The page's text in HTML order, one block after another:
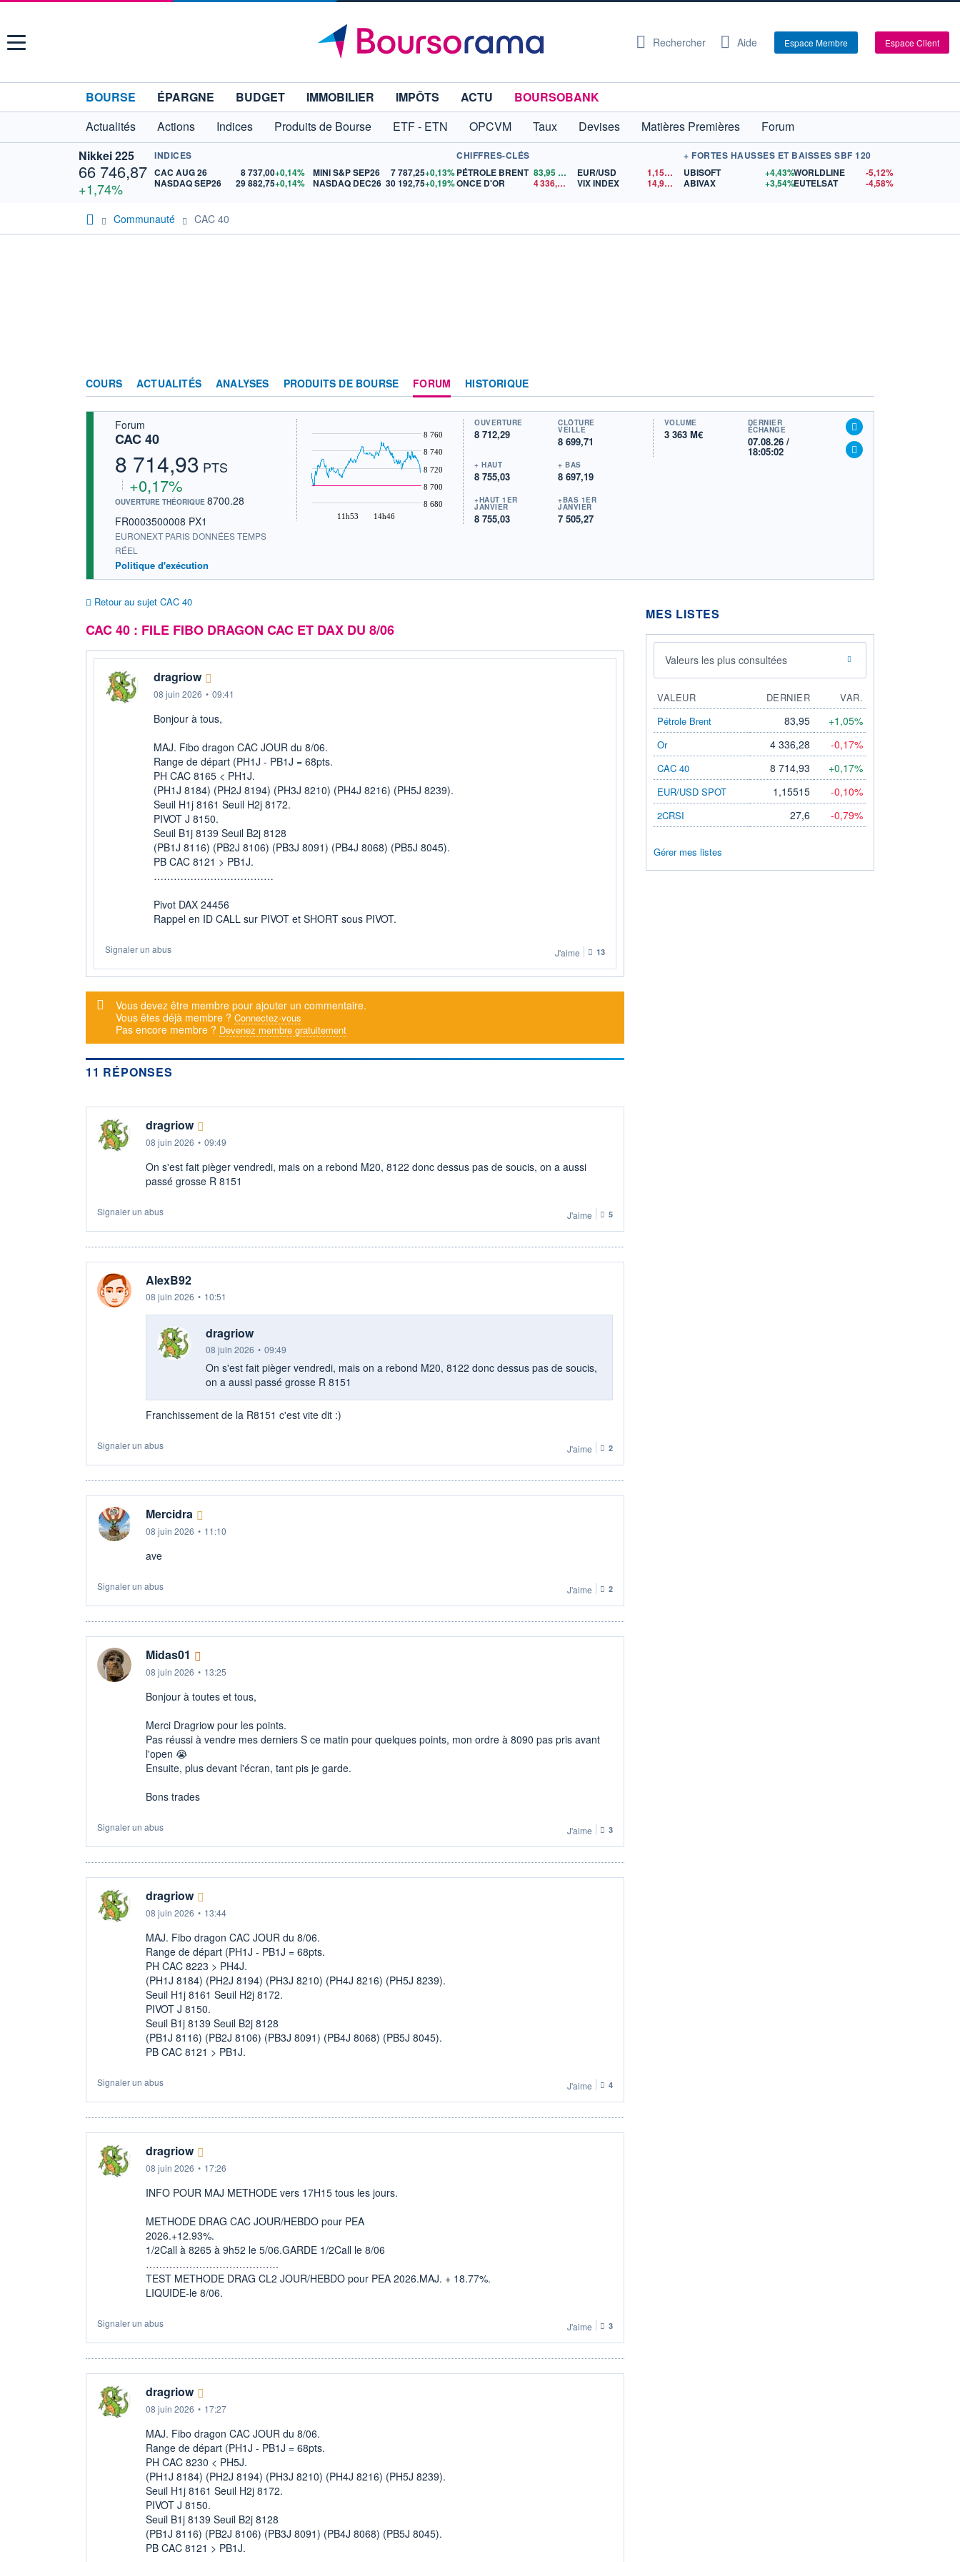
Menu Rechercher Aide Espace Membre Espace Client
BOURSE ÉPARGNE BUDGET IMMOBILIER IMPÔTS ACTU
BOURSOBANK
Actualités
Actions Indices Produits de Bourse ETF - ETN OPCVM Taux Devises Matières Premières
Forum
Nikkei 225
66 746,87
+1,74%
INDICES
CAC AUG 26
8 737,00+0,14%
NASDAQ SEP26
29 882,75+0,14%
MINI S&P SEP26 7 787,25+0,13%
NASDAQ DEC26 30 192,75+0,19%
CHIFFRES-CLÉS
PÉTROLE BRENT 83,95
ONCE D'OR
4 336,28 $US
EUR/USD 1,1552
$US
VIX INDEX
14,90$US
+ FORTES HAUSSES ET BAISSES SBF 120
UBISOFT
+4,43%
ABIVAX
+3,54%
WORLDLINE
-5,12%
EUTELSAT
-4,58%
Communauté CAC 40
COURS ACTUALITÉS ANALYSES PRODUITS DE BOURSE FORUM HISTORIQUE
Forum
CAC 40
8 714,93 PTS
+0,17%
OUVERTURE THÉORIQUE 8700.28
FR0003500008 PX1
EURONEXT PARIS DONNÉES TEMPS
RÉEL
Politique d'exécution
11h53 14h46
8 680
8 700
8 720
8 740
8 760
OUVERTURE
8 712,29
CLÔTURE
VEILLE
8 699,71
+ HAUT
8 755,03
+ BAS
8 697,19
+HAUT 1ER
JANVIER
8 755,03
+BAS 1ER
JANVIER
7 505,27
VOLUME
3 363 M€
DERNIER
ÉCHANGE
07.08.26 /
18:05:02
Retour au sujet CAC 40
CAC 40 : FILE FIBO DRAGON CAC ET DAX DU 8/06
dragriow
08 juin 2026 • 09:41
Bonjour à tous,
MAJ. Fibo dragon CAC JOUR du 8/06.
Range de départ (PH1J - PB1J = 68pts.
PH CAC 8165 < PH1J.
(PH1J 8184) (PH2J 8194) (PH3J 8210) (PH4J 8216) (PH5J 8239).
Seuil H1j 8161 Seuil H2j 8172.
PIVOT J 8150.
Seuil B1j 8139 Seuil B2j 8128
(PB1J 8116) (PB2J 8106) (PB3J 8091) (PB4J 8068) (PB5J 8045).
PB CAC 8121 > PB1J.
………………………………
Pivot DAX 24456
Rappel en ID CALL sur PIVOT et SHORT sous PIVOT.
Signaler un abus J'aime 13
Message d'alerte
Vous devez être membre pour ajouter un commentaire.
Vous êtes déjà membre ? Connectez-vous
Pas encore membre ? Devenez membre gratuitement
11 RÉPONSES
dragriow
08 juin 2026 • 09:49
On s'est fait pièger vendredi, mais on a rebond M20, 8122 donc dessus pas de soucis, on a aussi
passé grosse R 8151
Signaler un abus J'aime 5
AlexB92
08 juin 2026 • 10:51
dragriow
08 juin 2026 • 09:49
On s'est fait pièger vendredi, mais on a rebond M20, 8122 donc dessus pas de soucis,
on a aussi passé grosse R 8151
Franchissement de la R8151 c'est vite dit :)
Signaler un abus J'aime 2
Mercidra
08 juin 2026 • 11:10
ave
Signaler un abus J'aime 2
Midas01
08 juin 2026 • 13:25
Bonjour à toutes et tous,
Merci Dragriow pour les points.
Pas réussi à vendre mes derniers S ce matin pour quelques points, mon ordre à 8090 pas pris avant
l'open 😭​
Ensuite, plus devant l'écran, tant pis je garde.
Bons trades
Signaler un abus J'aime 3
dragriow
08 juin 2026 • 13:44
MAJ. Fibo dragon CAC JOUR du 8/06.
Range de départ (PH1J - PB1J = 68pts.
PH CAC 8223 > PH4J.
(PH1J 8184) (PH2J 8194) (PH3J 8210) (PH4J 8216) (PH5J 8239).
Seuil H1j 8161 Seuil H2j 8172.
PIVOT J 8150.
Seuil B1j 8139 Seuil B2j 8128
(PB1J 8116) (PB2J 8106) (PB3J 8091) (PB4J 8068) (PB5J 8045).
PB CAC 8121 > PB1J.
Signaler un abus J'aime 4
dragriow
08 juin 2026 • 17:26
INFO POUR MAJ METHODE vers 17H15 tous les jours.
METHODE DRAG CAC JOUR/HEBDO pour PEA
2026.+12.93%.
1/2Call à 8265 à 9h52 le 5/06.GARDE 1/2Call le 8/06
………………………………….
TEST METHODE DRAG CL2 JOUR/HEBDO pour PEA 2026.MAJ. + 18.77%.
LIQUIDE-le 8/06.
Signaler un abus J'aime 3
dragriow
08 juin 2026 • 17:27
MAJ. Fibo dragon CAC JOUR du 8/06.
Range de départ (PH1J - PB1J = 68pts.
PH CAC 8230 < PH5J.
(PH1J 8184) (PH2J 8194) (PH3J 8210) (PH4J 8216) (PH5J 8239).
Seuil H1j 8161 Seuil H2j 8172.
PIVOT J 8150.
Seuil B1j 8139 Seuil B2j 8128
(PB1J 8116) (PB2J 8106) (PB3J 8091) (PB4J 8068) (PB5J 8045).
PB CAC 8121 > PB1J.
MES LISTES
Valeurs les plus consultées
VALEUR DERNIER
VAR.
Pétrole Brent
83,95 +1,05%
Or 4 336,28 -0,17%
CAC 40 8 714,93 +0,17%
EUR/USD SPOT 1,15515 -0,10%
2CRSI 27,6 -0,79%
Gérer mes listes